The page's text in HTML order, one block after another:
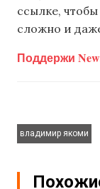
ссылке,
сложно и
Поддержи
владимир якоми